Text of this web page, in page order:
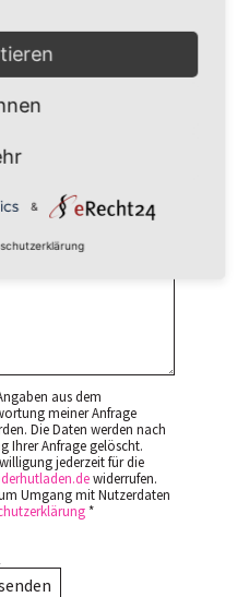
aus dem
meiner Anfrage
Die Daten werden nach
Ihrer Anfrage gelöscht.
jederzeit für die
derhutladen dewiderrufen.
Umgang mit Nutzerdaten
*
&